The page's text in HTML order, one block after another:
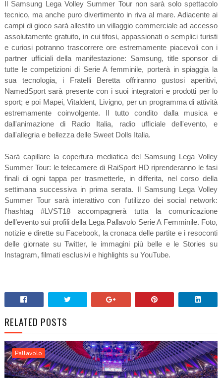
Il Samsung Lega Volley Summer Tour non sarà solo spettacolo
tecnico, ma anche puro divertimento in riva al mare. Adiacente ai
campi di gioco sarà allestito un villaggio commerciale ad accesso
assolutamente gratuito, in cui tifosi, appassionati o semplici turisti
e curiosi potranno trascorrere ore estremamente piacevoli con i
partner ufficiali della manifestazione: Samsung, title sponsor di
tutte le competizioni di Serie A femminile, porterà in spiaggia la
sua tecnologia, i Fratelli Beretta offriranno gustosi aperitivi,
NamedSport sarà presente con i suoi integratori e prodotti per lo
sport; e poi Mapei, Vitaldent, Livigno, per un programma di attività
estremamente coinvolgente. Il tutto condito dalla musica e
dall'animazione di Radio Italia, radio ufficiale dell'evento, e
dall'allegria e bellezza delle Sweet Dolls Italia.
Sarà capillare la copertura mediatica del Samsung Lega Volley
Summer Tour: le telecamere di RaiSport HD riprenderanno le fasi
finali di ogni tappa per trasmetterle, in differita, nel corso della
settimana successiva in prima serata. Il Samsung Lega Volley
Summer Tour sarà interattivo con l’utilizzo dei social network:
l'hashtag #LVST18 accompagnerà tutta la comunicazione
dell’evento sui profili della Lega Pallavolo Serie A Femminile. Foto,
notizie e dirette su Facebook, la cronaca delle partite e i resoconti
delle giornate su Twitter, le immagini più belle e le Stories su
Instagram, filmati esclusivi e highlights su YouTube.
RELATED POSTS
Pallavolo